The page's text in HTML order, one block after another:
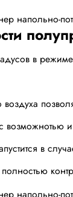
в
возможнотью
в